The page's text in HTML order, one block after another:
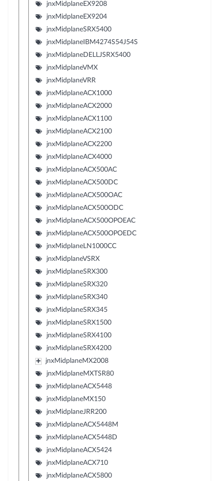
jnxMidplaneEX9208
jnxMidplaneEX9204
jnxMidplaneSRX5400
jnxMidplaneIBM4274S54J54S
jnxMidplaneDELLJSRX5400
jnxMidplaneVMX
jnxMidplaneVRR
jnxMidplaneACX1000
jnxMidplaneACX2000
jnxMidplaneACX1100
jnxMidplaneACX2100
jnxMidplaneACX2200
jnxMidplaneACX4000
jnxMidplaneACX500AC
jnxMidplaneACX500DC
jnxMidplaneACX500OAC
jnxMidplaneACX500ODC
jnxMidplaneACX500OPOEAC
jnxMidplaneACX500OPOEDC
jnxMidplaneLN1000CC
jnxMidplaneVSRX
jnxMidplaneSRX300
jnxMidplaneSRX320
jnxMidplaneSRX340
jnxMidplaneSRX345
jnxMidplaneSRX1500
jnxMidplaneSRX4100
jnxMidplaneSRX4200
jnxMidplaneMX2008
jnxMidplaneMXTSR80
jnxMidplaneACX5448
jnxMidplaneMX150
jnxMidplaneJRR200
jnxMidplaneACX5448M
jnxMidplaneACX5448D
jnxMidplaneACX5424
jnxMidplaneACX710
jnxMidplaneACX5800